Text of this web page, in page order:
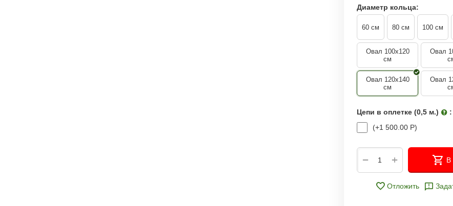
Диаметр кольца:
60 см 80 см 100 см
Овал 100x120
см
Овал
Овал 120x140
см
Овал
Цепи в оплетке (0,5 м.)
:
(+1 500.00 Р)
+
− В
Отложить